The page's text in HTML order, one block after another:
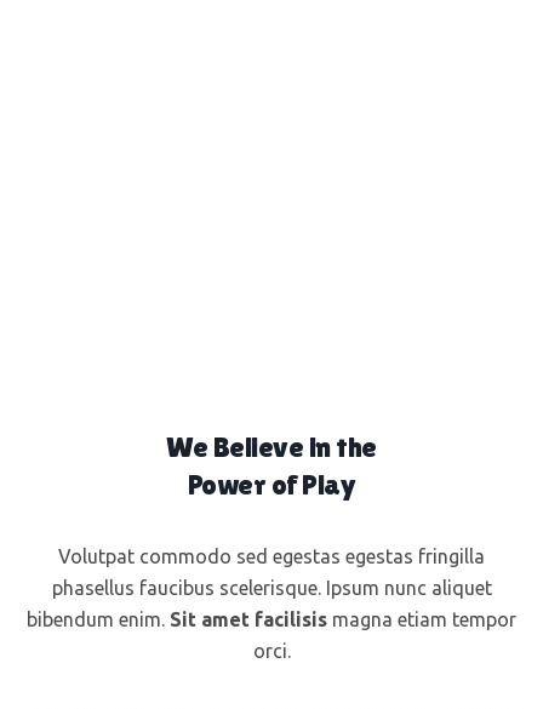
We Believe in the
Power of Play
Volutpat commodo sed egestas egestas fringilla
phasellus faucibus scelerisque. Ipsum nunc aliquet
bibendum enim. Sit amet facilisis magna etiam tempor
orci.